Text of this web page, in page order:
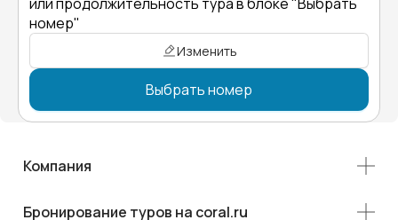
номер"
Изменить
Выбрать номер
Компания
Бронирование туров на coral.ru